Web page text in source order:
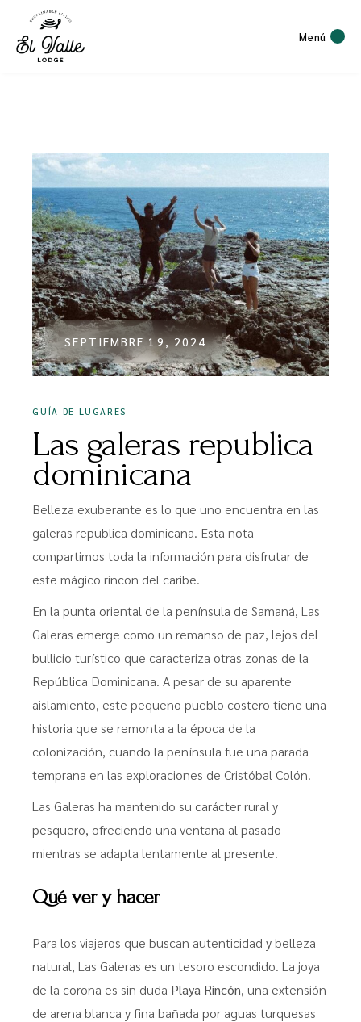
Menú
SEPTIEMBRE 19, 2024
GUÍA DE LUGARES
Las galeras republica
dominicana
Belleza exuberante es lo que uno encuentra en las
galeras republica dominicana. Esta nota
compartimos toda la información para disfrutar de
este mágico rincon del caribe.
En la punta oriental de la península de Samaná, Las
Galeras emerge como un remanso de paz, lejos del
bullicio turístico que caracteriza otras zonas de la
República Dominicana. A pesar de su aparente
aislamiento, este pequeño pueblo costero tiene una
historia que se remonta a la época de la
colonización, cuando la península fue una parada
temprana en las exploraciones de Cristóbal Colón.
Las Galeras ha mantenido su carácter rural y
pesquero, ofreciendo una ventana al pasado
mientras se adapta lentamente al presente.
Qué ver y hacer
Para los viajeros que buscan autenticidad y belleza
natural, Las Galeras es un tesoro escondido. La joya
de la corona es sin duda Playa Rincón, una extensión
de arena blanca y fina bañada por aguas turquesas